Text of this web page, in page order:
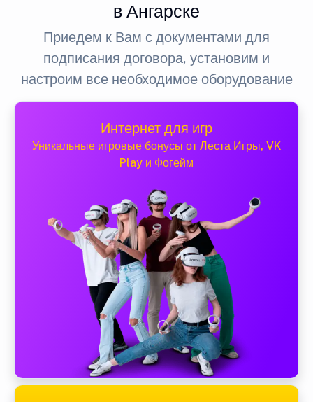
в Ангарске
Приедем к Вам с документами для
подписания договора, установим и
настроим все необходимое оборудование
Интернет для игр
Уникальные игровые бонусы от Леста Игры, VK
Play и Фогейм